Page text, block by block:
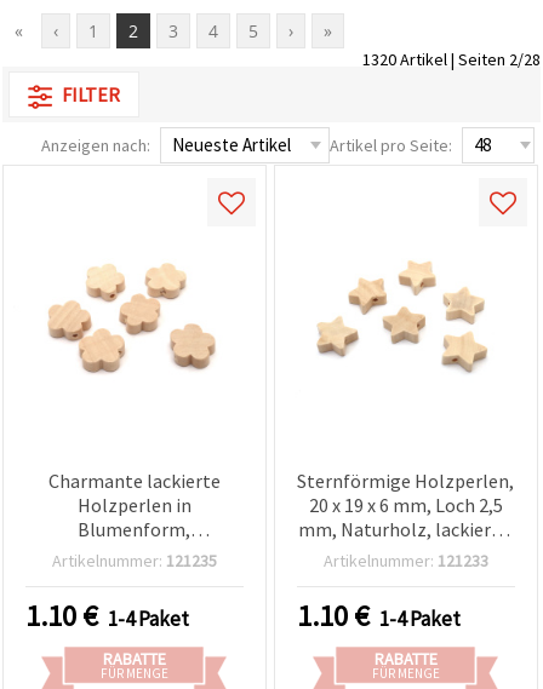
« ‹ 1 2 3 4 5 › »
1320 Artikel | Seiten 2/28
FILTER
Anzeigen nach: Artikel pro Seite:
Charmante lackierte
Holzperlen in
Blumenform,
Naturholzfarbe, 19 x 18 x
Stück für
Schmuckherstellung &
kreative DIY-
Bastelprojekte
Artikelnummer: 121235
1.10€ 1-4 Paket
RABATTE
FÜR MENGE
Sternförmige Holzperlen,
20 x 19 x 6 mm, Loch 2,5
mm, Naturholz, lackiert –
Packung mit 20 Stück
Artikelnummer: 121233
1.10€ 1-4 Paket
RABATTE
FÜR MENGE